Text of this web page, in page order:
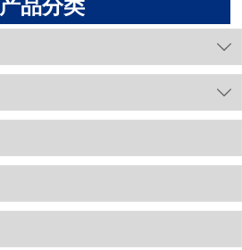
产品分类

